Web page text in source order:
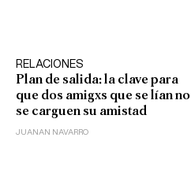
RELACIONES
Plan de salida: la clave para
que dos amigxs que se lían no
se carguen su amistad
JUANAN NAVARRO